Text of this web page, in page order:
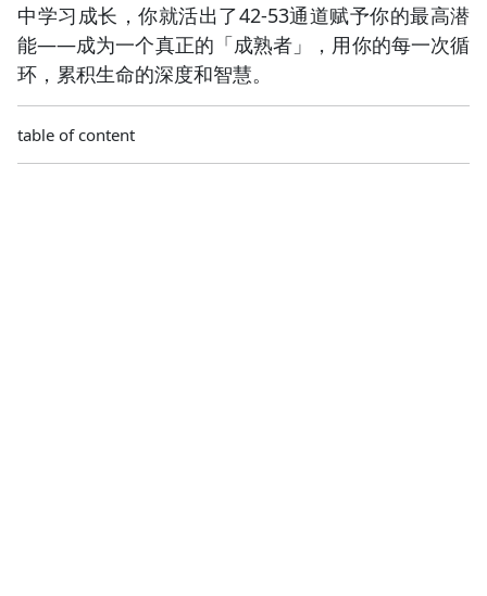
中学习成长，你就活出了42-53通道赋予你的最高潜
能——成为一个真正的「成熟者」，用你的每一次循
环，累积生命的深度和智慧。
table of content